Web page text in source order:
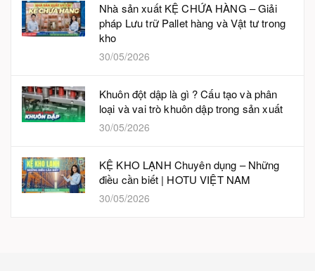
Nhà sản xuất KỆ CHỨA HÀNG – Giải
pháp Lưu trữ Pallet hàng và Vật tư trong
kho
30/05/2026
Khuôn đột dập là gì ? Cấu tạo và phân
loại và vai trò khuôn dập trong sản xuất
30/05/2026
KỆ KHO LẠNH Chuyên dụng – Những
điều cần biết | HOTU VIỆT NAM
30/05/2026